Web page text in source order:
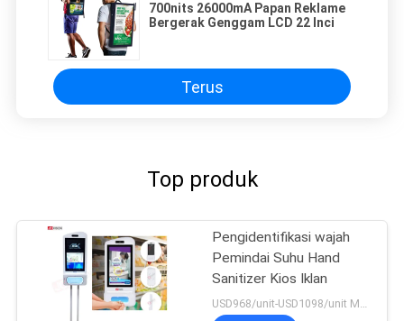
700nits 26000mA Papan Reklame
Bergerak Genggam LCD 22 Inci
Terus
Top produk
Pengidentifikasi wajah
Pemindai Suhu Hand
Sanitizer Kios Iklan
USD968/unit-USD1098/unit MOQ:1 unit